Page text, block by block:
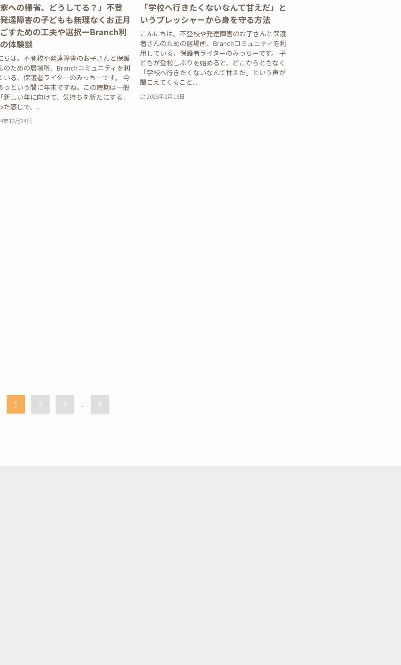
家への帰省、どうしてる？」不登
達障害の子どもも無理なくお正月
すための工夫や選択ーBranch利
体験談
ちは。不登校や発達障害のお子さんと保護
のための居場所、Branchコミュニティを利
いる、保護者ライターのみっちーです。 今
っという間に年末ですね。この時期は一般
新しい年に向けて、気持ちを新たにする」
た感じで、...
年12月24日
「学校へ行きたくないなんて甘えだ」と
いうプレッシャーから身を守る方法
こんにちは。不登校や発達障害のお子さんと保護
者さんのための居場所、Branchコミュニティを利
用している、保護者ライターのみっちーです。 子
どもが登校しぶりを始めると、どこからともなく
「学校へ行きたくないなんて甘えだ」という声が
聞こえてくること...
2025年2月19日
1 2 3 ... 8